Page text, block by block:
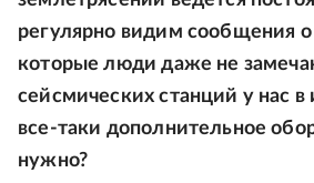
регулярно видим сообщения о
которые люди даже не
сейсмических станций у нас
все-таки дополнительное
нужно?